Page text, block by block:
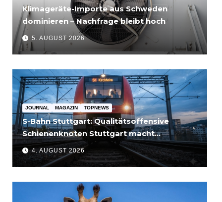
Klimageräte-Importe aus Schweden
dominieren – Nachfrage bleibt hoch
5. AUGUST 2026
JOURNAL MAGAZIN TOPNEWS
S-Bahn Stuttgart: Qualitätsoffensive
Schienenknoten Stuttgart macht
Fortschritte – Projekte abgeschlossen
4. AUGUST 2026